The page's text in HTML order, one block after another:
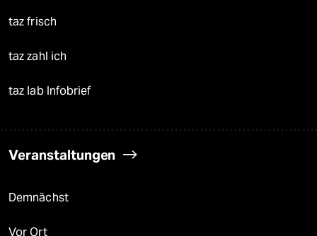
taz frisch
taz zahl ich
taz lab Infobrief
Veranstaltungen
Demnächst
Vor Ort